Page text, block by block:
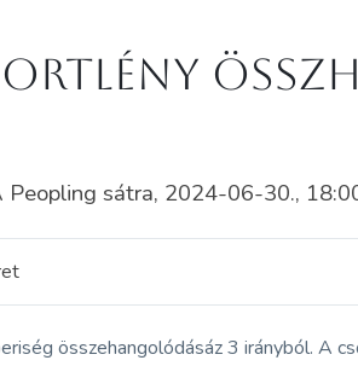
Peopling sátra, 2024-06-30.,
összehangolódásáz 3 irányból. A